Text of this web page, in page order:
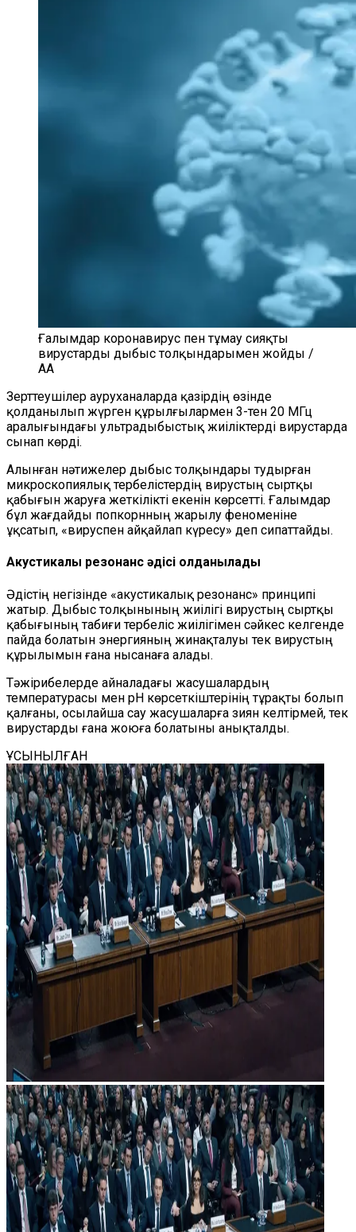
Ғалымдар коронавирус пен тұмау сияқты
вирустарды дыбыс толқындарымен жойды /
AA
Зерттеушілер ауруханаларда қазірдің өзінде
қолданылып жүрген құрылғылармен 3-тен 20 МГц
аралығындағы ультрадыбыстық жиіліктерді вирустарда
сынап көрді.
Алынған нәтижелер дыбыс толқындары тудырған
микроскопиялық тербелістердің вирустың сыртқы
қабығын жаруға жеткілікті екенін көрсетті. Ғалымдар
бұл жағдайды попкорнның жарылу феноменіне
ұқсатып, «вируспен айқайлап күресу» деп сипаттайды.
Акустикалық резонанс әдісі қолданылады
Әдістің негізінде «акустикалық резонанс» принципі
жатыр. Дыбыс толқынының жиілігі вирустың сыртқы
қабығының табиғи тербеліс жиілігімен сәйкес келгенде
пайда болатын энергияның жинақталуы тек вирустың
құрылымын ғана нысанаға алады.
Тәжірибелерде айналадағы жасушалардың
температурасы мен pH көрсеткіштерінің тұрақты болып
қалғаны, осылайша сау жасушаларға зиян келтірмей, тек
вирустарды ғана жоюға болатыны анықталды.
ҰСЫНЫЛҒАН